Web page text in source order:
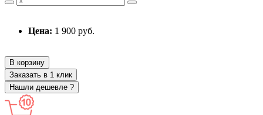
Цена: 1 900 руб.
В корзину
Заказать в 1 клик
Нашли дешевле ?